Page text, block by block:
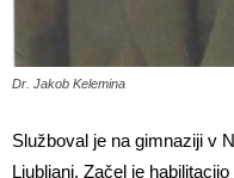
Dr. Jakob Kelemina
Služboval je na gimnaziji v
Ljubljani. Začel je